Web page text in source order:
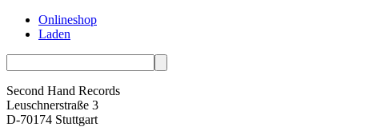
Onlineshop
Laden
Second Hand Records
Leuschnerstraße 3
D-70174 Stuttgart